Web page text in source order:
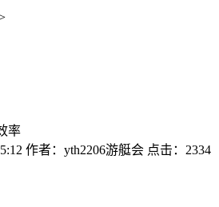
率
作者： yth2206游艇会 点击： 2334